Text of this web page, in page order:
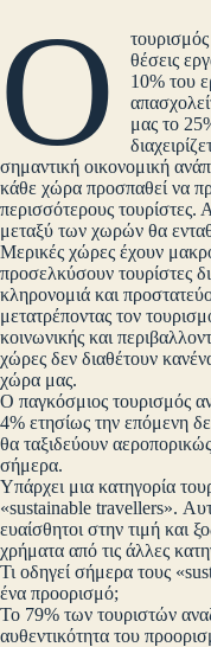
Ο
θέσεις
10% του
μας το
σημαντική οικονομική
κάθε χώρα προσπαθεί να
περισσότερους τουρίστες.
μεταξύ των χωρών θα
Μερικές χώρες έχουν
προσελκύσουν τουρίστες
κληρονομιά και
μετατρέποντας τον
κοινωνικής και
χώρες δεν διαθέτουν
χώρα μας.
Ο παγκόσμιος τουρισμός
4% ετησίως την επόμενη
θα ταξιδεύουν
σήμερα.
Υπάρχει μια κατηγορία
«sustainable travellers».
ευαίσθητοι στην τιμή και
χρήματα από τις άλλες
Τι οδηγεί σήμερα τους
ένα προορισμό;
Το 79% των τουριστών
αυθεντικότητα του